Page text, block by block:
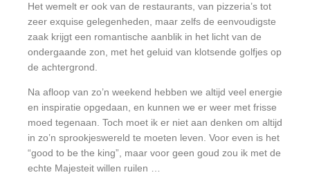
Het wemelt er ook van de restaurants, van pizzeria’s tot
zeer exquise gelegenheden, maar zelfs de eenvoudigste
zaak krijgt een romantische aanblik in het licht van de
ondergaande zon, met het geluid van klotsende golfjes op
de achtergrond.
Na afloop van zo’n weekend hebben we altijd veel energie
en inspiratie opgedaan, en kunnen we er weer met frisse
moed tegenaan. Toch moet ik er niet aan denken om altijd
in zo’n sprookjeswereld te moeten leven. Voor even is het
“good to be the king”, maar voor geen goud zou ik met de
echte Majesteit willen ruilen …